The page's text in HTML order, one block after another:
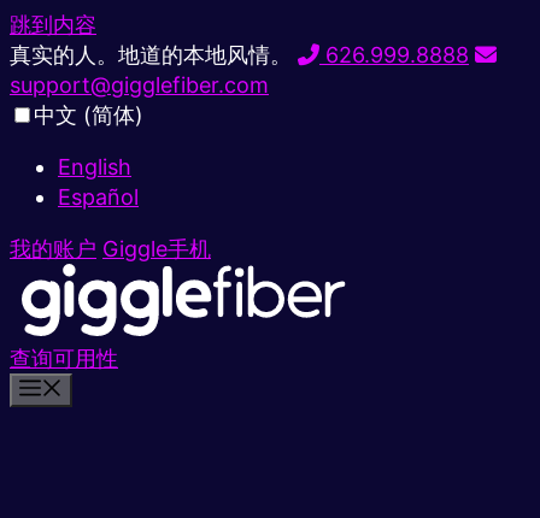
跳到内容
真实的人。地道的本地风情。
626.999.8888
support@gigglefiber.com
中文 (简体)
English
Español
我的账户 Giggle手机
查询可用性